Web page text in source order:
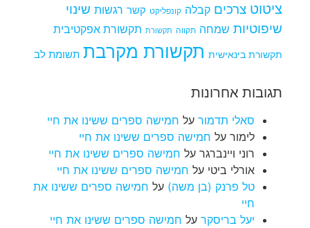
ציטוט צרכים קבלה קונפליקט קשר רגשות שינוי
שיפוטיות שמחה תקווה תקשורת תקשורת אפקטיבית
תקשורת בינאישית תקשורת מקרבת תשומת לב
תגובות אחרונות
סאלי תדמור על חמישה ספרים ששינו את חיי
לימור על חמישה ספרים ששינו את חיי
רוני ויינברגר על חמישה ספרים ששינו את חיי
אורלי ביטי על חמישה ספרים ששינו את חיי
טל פרנק (בן משה) על חמישה ספרים ששינו את
חיי
יעל בריסקר על חמישה ספרים ששינו את חיי